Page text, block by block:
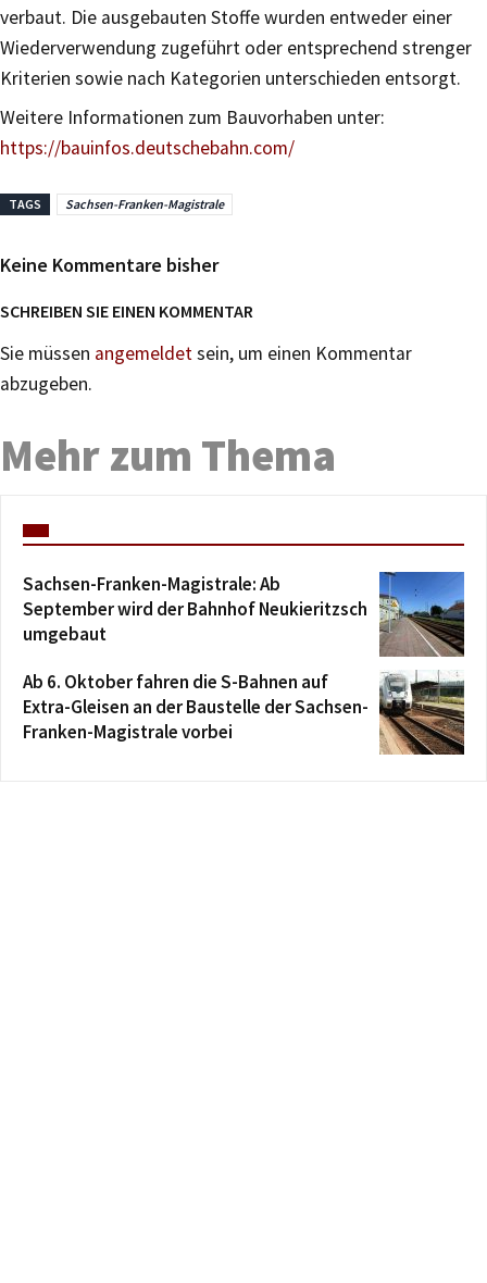
verbaut. Die ausgebauten Stoffe wurden entweder einer
Wiederverwendung zugeführt oder entsprechend strenger
Kriterien sowie nach Kategorien unterschieden entsorgt.
Weitere Informationen zum Bauvorhaben unter:
https://bauinfos.deutschebahn.com/
TAGS Sachsen-Franken-Magistrale
Keine Kommentare bisher
SCHREIBEN SIE EINEN KOMMENTAR
Sie müssen angemeldetsein, um einen Kommentar
abzugeben.
Mehr zum Thema
Sachsen-Franken-Magistrale: Ab
September wird der Bahnhof Neukieritzsch
umgebaut
Ab 6. Oktober fahren die S-Bahnen auf
Extra-Gleisen an der Baustelle der Sachsen-
Franken-Magistrale vorbei